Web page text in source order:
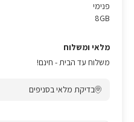
פנימי
8GB
מלאי ומשלוח
משלוח עד הבית - חינם!
בדיקת מלאי בסניפים